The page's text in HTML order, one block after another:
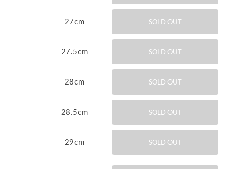
27cm SOLD OUT
27.5cm SOLD OUT
28cm SOLD OUT
28.5cm SOLD OUT
29cm SOLD OUT